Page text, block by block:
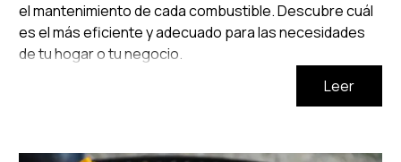
el mantenimiento de cada combustible. Descubre cuál
es el más eficiente y adecuado para las necesidades
de tu hogar o tu negocio.
Leer